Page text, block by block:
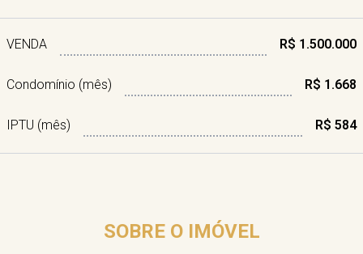
VENDA R$ 1.500.000
Condomínio (mês) R$ 1.668
IPTU (mês) R$ 584
SOBRE O IMÓVEL